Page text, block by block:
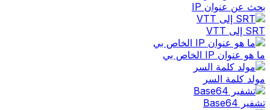
بحث عن عنوان IP
SRT إلى VTT
ما هو عنوان IP الخاص بي
مولد كلمة السر
تشفير Base64